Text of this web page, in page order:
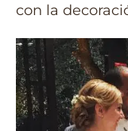
con la